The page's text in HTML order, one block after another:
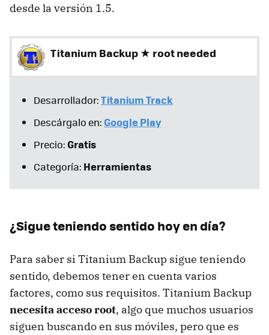
desde la versión 1.5.
Titanium Backup ★ root needed
Desarrollador:Titanium Track
Descárgalo en: Google Play
Precio:Gratis
Categoría: Herramientas
¿Sigue teniendo sentido hoy en día?
Para saber si Titanium Backup sigue teniendo
sentido, debemos tener en cuenta varios
factores, como sus requisitos. Titanium Backup
necesita acceso root, algo que muchos usuarios
siguen buscando en sus móviles, pero que es